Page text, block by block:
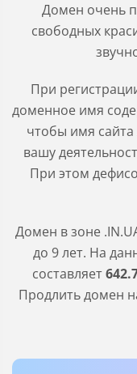
Домен очень
свободных
При
доменное имя
чтобы имя
вашу
При этом
Домен в зоне
до 9 лет. На
составляет642
Продлить домен